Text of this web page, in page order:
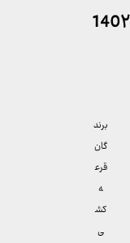
برند
گان
قرع
ه
کش
ی